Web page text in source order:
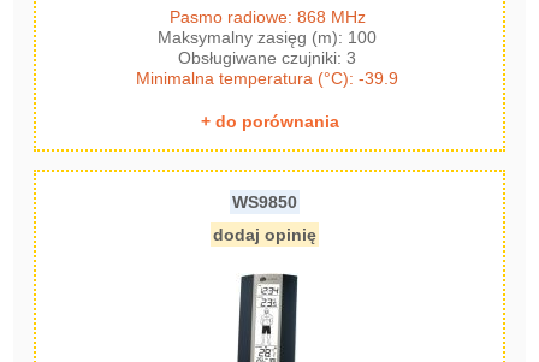
Pasmo radiowe: 868 MHz
Maksymalny zasięg (m): 100
Obsługiwane czujniki: 3
Minimalna temperatura (°C): -39.9
+ do porównania
WS9850
dodaj opinię